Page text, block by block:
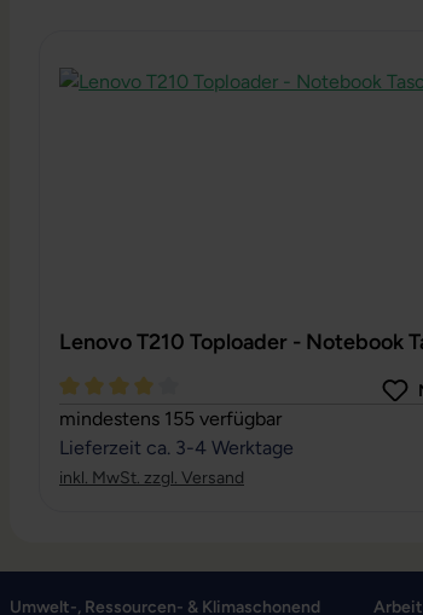
Lenovo T210 Toploader - Notebook
Durchschnittliche Bewertung von 4 von 5
mindestens 155 verfügbar
Lieferzeit ca. 3-4 Werktage
inkl. MwSt. zzgl. Versand
Umwelt-, Ressourcen- & Klimaschonend